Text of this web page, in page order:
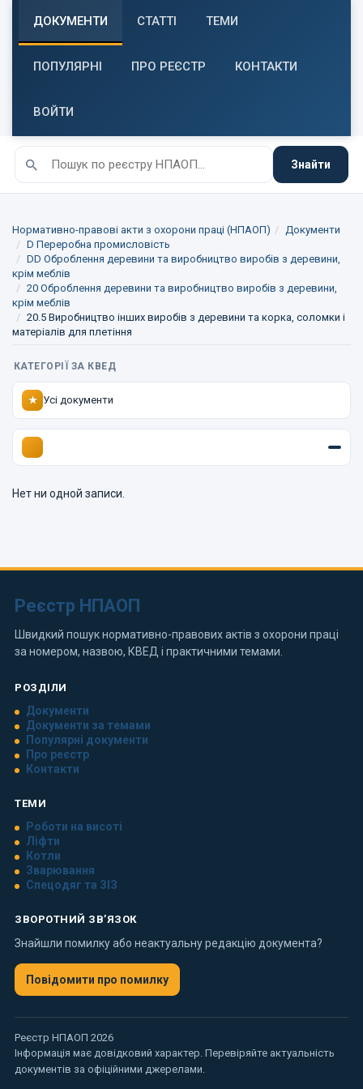
ДОКУМЕНТИ СТАТТІ ТЕМИ
ПОПУЛЯРНІ ПРО РЕЄСТР КОНТАКТИ
ВОЙТИ
Знайти
Нормативно-правові акти з охорони праці (НПАОП)
Документи
D Переробна промисловість
DD Оброблення деревини та виробництво виробів з деревини,
крім меблів
20 Оброблення деревини та виробництво виробів з деревини,
крім меблів
20.5 Виробництво інших виробів з деревини та корка, соломки і
матеріалів для плетіння
КАТЕГОРІЇ ЗА КВЕД
★ Усі документи
Нет ни одной записи.
Реєстр НПАОП
Швидкий пошук нормативно-правових актів з охорони праці
за номером, назвою, КВЕД і практичними темами.
РОЗДІЛИ
Документи
Документи за темами
Популярні документи
Про реєстр
Контакти
ТЕМИ
Роботи на висоті
Ліфти
Котли
Зварювання
Спецодяг та ЗІЗ
ЗВОРОТНИЙ ЗВ’ЯЗОК
Знайшли помилку або неактуальну редакцію документа?
Повідомити про помилку
Реєстр НПАОП 2026
Інформація має довідковий характер. Перевіряйте актуальність
документів за офіційними джерелами.